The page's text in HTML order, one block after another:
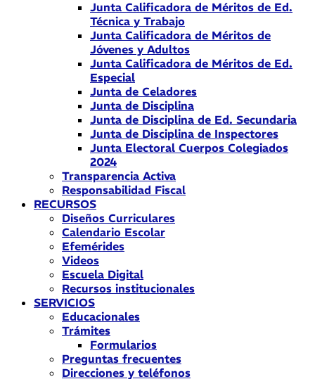
Junta Calificadora de Méritos de Ed.
Técnica y Trabajo
Junta Calificadora de Méritos de
Jóvenes y Adultos
Junta Calificadora de Méritos de Ed.
Especial
Junta de Celadores
Junta de Disciplina
Junta de Disciplina de Ed. Secundaria
Junta de Disciplina de Inspectores
Junta Electoral Cuerpos Colegiados
2024
Transparencia Activa
Responsabilidad Fiscal
RECURSOS
Diseños Curriculares
Calendario Escolar
Efemérides
Videos
Escuela Digital
Recursos institucionales
SERVICIOS
Educacionales
Trámites
Formularios
Preguntas frecuentes
Direcciones y teléfonos